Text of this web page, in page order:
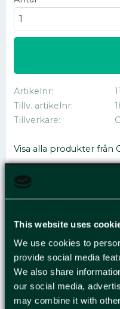
This website uses
We use cookies to
provide social media
We also share
our social media,
may combine it with
Artikelnr
Tillv. artikelnr
Tillverkare
Visa alla produkter från
Räddningsfilt som
vid en olycka och
och fukt.